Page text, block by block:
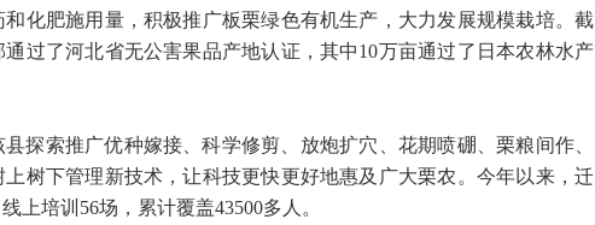
化肥施用量，积极推广板栗绿色有机生产，大力发展规模栽培。截
过了河北省无公害果品产地认证，其中10万亩通过了日本农林水产
探索推广优种嫁接、科学修剪、放炮扩穴、花期喷硼、栗粮间作、
树下管理新技术，让科技更快更好地惠及广大栗农。今年以来，迁
上培训56场，累计覆盖43500多人。